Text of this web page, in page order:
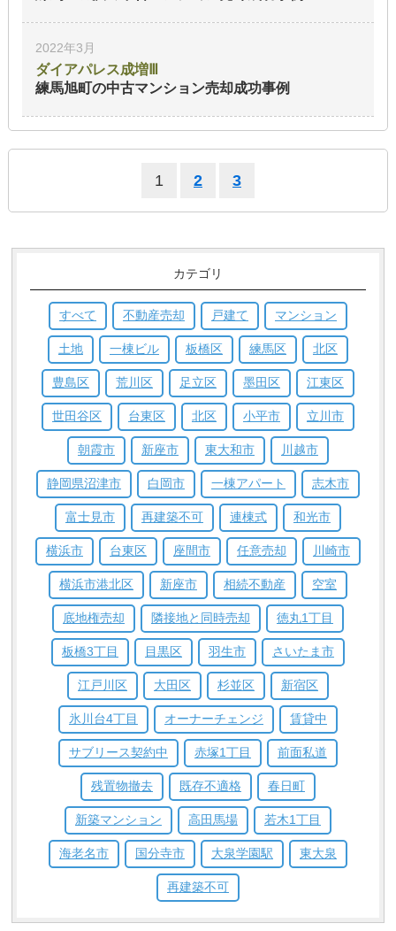
2022年3月
ダイアパレス成増Ⅲ
練馬旭町の中古マンション売却成功事例
1 2 3
カテゴリ
すべて 不動産売却 戸建て マンション
土地 一棟ビル 板橋区 練馬区 北区
豊島区 荒川区 足立区 墨田区 江東区
世田谷区 台東区 北区 小平市 立川市
朝霞市 新座市 東大和市 川越市
静岡県沼津市 白岡市 一棟アパート 志木市
富士見市 再建築不可 連棟式 和光市
横浜市 台東区 座間市 任意売却 川崎市
横浜市港北区 新座市 相続不動産 空室
底地権売却 隣接地と同時売却 徳丸1丁目
板橋3丁目 目黒区 羽生市 さいたま市
江戸川区 大田区 杉並区 新宿区
氷川台4丁目 オーナーチェンジ 賃貸中
サブリース契約中 赤塚1丁目 前面私道
残置物撤去 既存不適格 春日町
新築マンション 高田馬場 若木1丁目
海老名市 国分寺市 大泉学園駅 東大泉
再建築不可